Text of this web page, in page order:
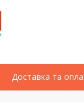
Доставка та